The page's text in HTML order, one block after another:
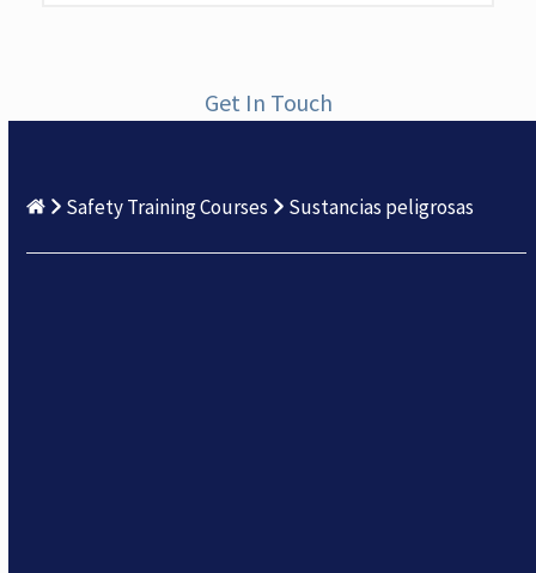
Get In Touch
Safety Training Courses Sustancias peligrosas